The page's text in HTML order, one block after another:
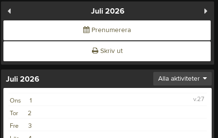
Juli 2026
Prenumerera
Skriv ut
Juli 2026 Alla aktiviteter
1
Ons
v.27
2
Tor
3
Fre